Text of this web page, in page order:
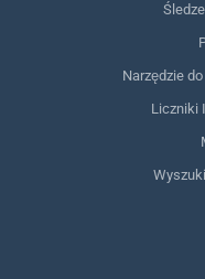
Narzędzie
Liczniki